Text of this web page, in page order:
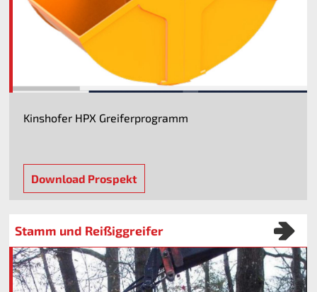
Kinshofer HPX Greiferprogramm
Download Prospekt
Stamm und Reißiggreifer